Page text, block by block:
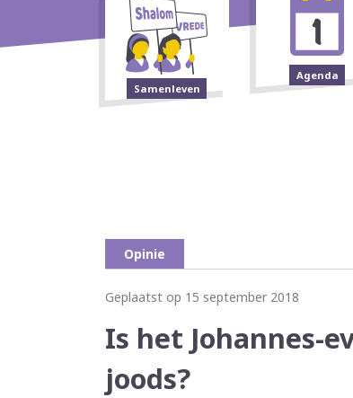
Samenleven
Agenda
Opinie
Geplaatst op 15 september 2018
Is het Johannes-
joods?